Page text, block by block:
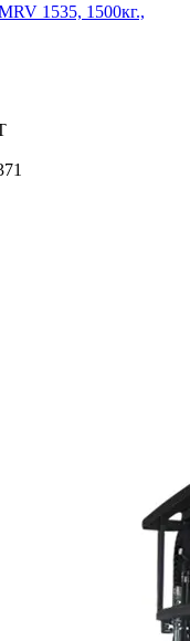
1535, 1500кг.,